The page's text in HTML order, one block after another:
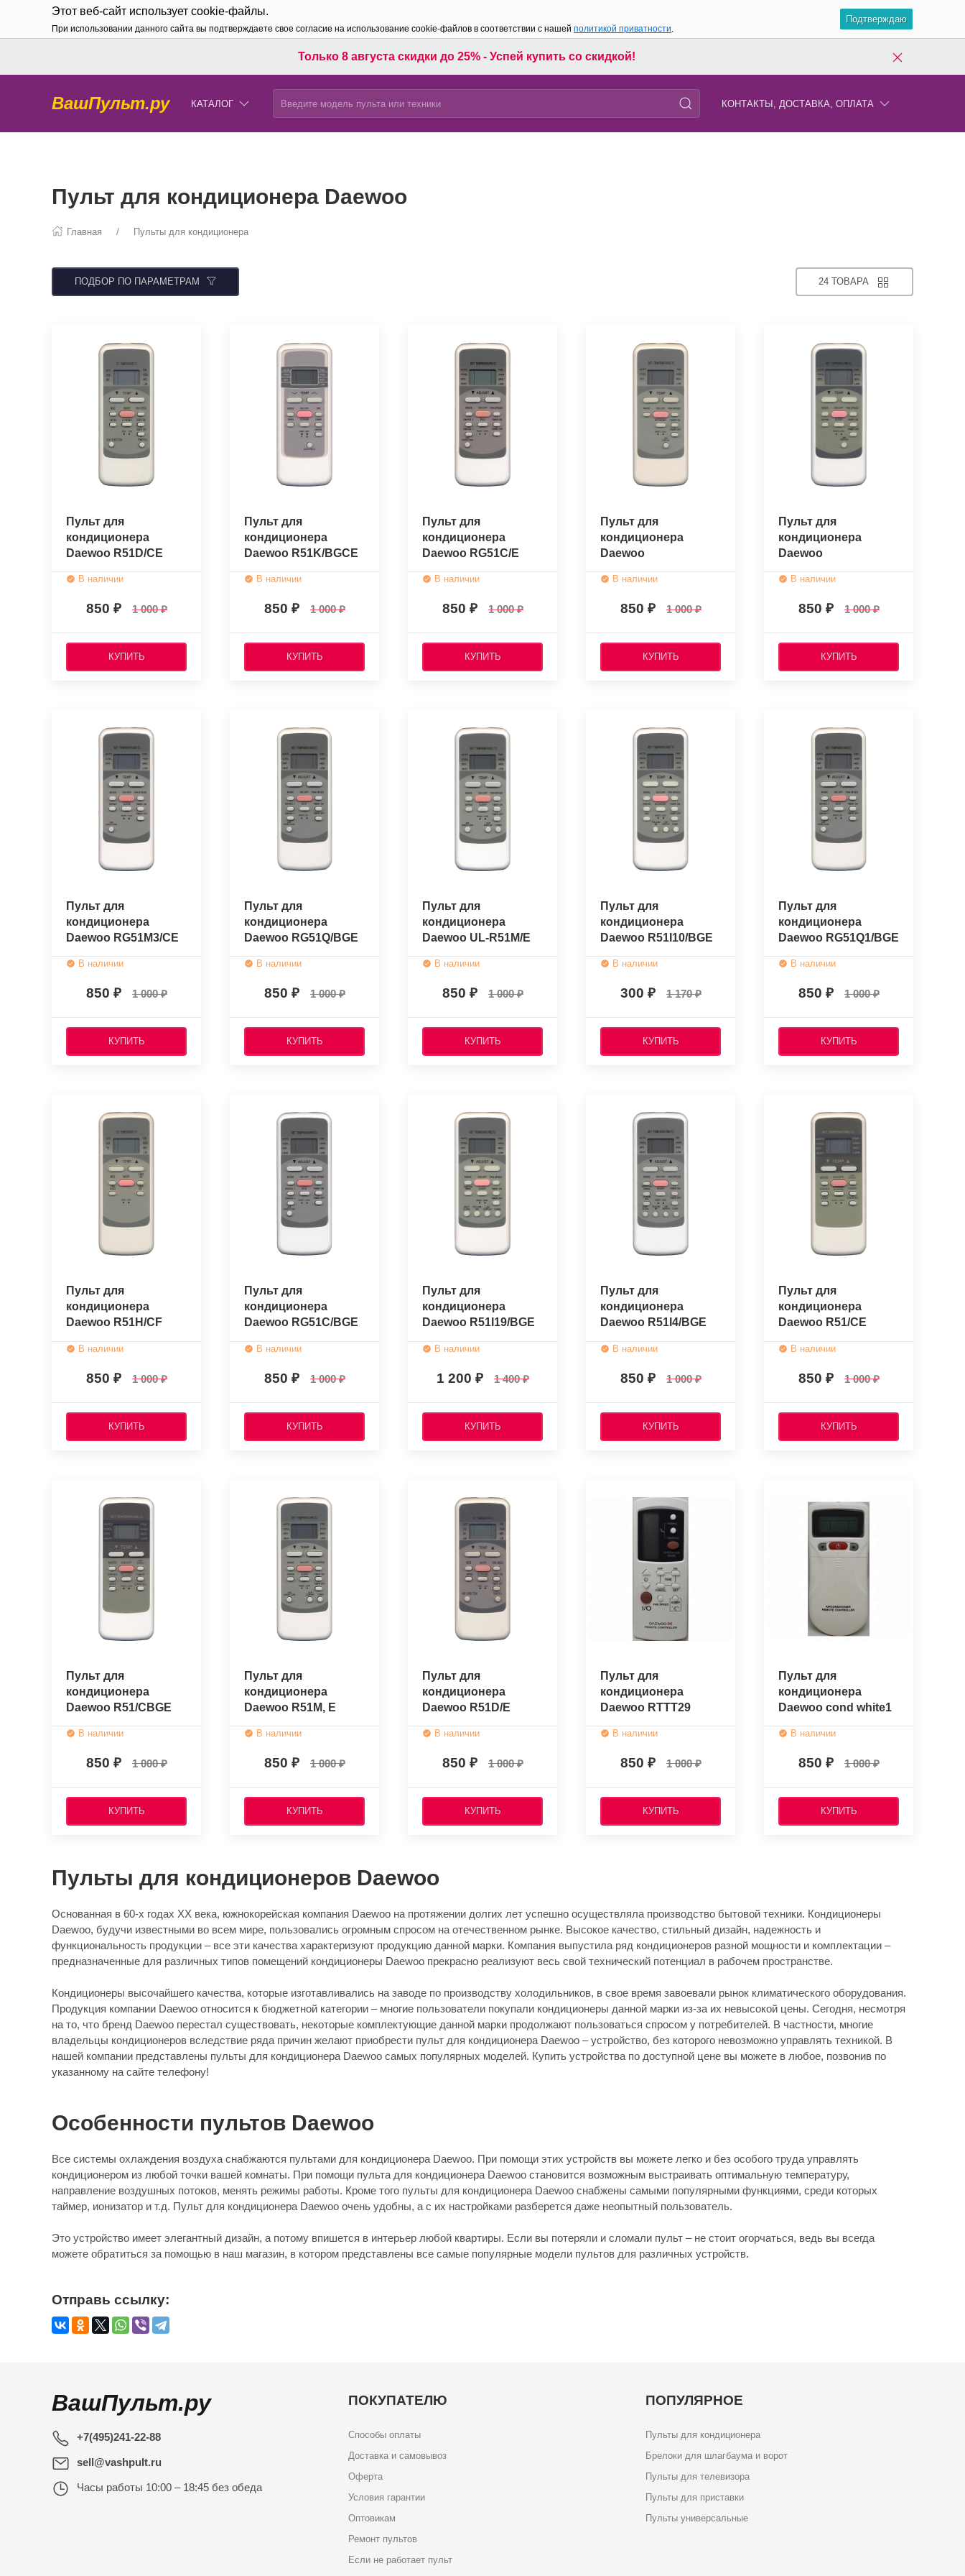
Этот веб-сайт использует cookie-файлы.
При использовании данного сайта вы подтверждаете свое согласие на использование cookie-файлов в соответствии с нашей политикой приватности.
Подтверждаю
Только 8 августа скидки до 25% - Успей купить со скидкой!
ВашПульт.ру КАТАЛОГ КОНТАКТЫ, ДОСТАВКА, ОПЛАТА
Пульт для кондиционера Daewoo
Главная Пульты для кондиционера
ПОДБОР ПО ПАРАМЕТРАМ 24 ТОВАРА
Пульт для
кондиционера
Daewoo R51D/CE
(оригинальный)
В наличии
850 1 000
КУПИТЬ
Пульт для
кондиционера
Daewoo R51K/BGCE
(оригинальный)
В наличии
850 1 000
КУПИТЬ
Пульт для
кондиционера
Daewoo RG51C/E
(оригинальный)
В наличии
850 1 000
КУПИТЬ
Пульт для
кондиционера
Daewoo
RG51I15/BGCE
(оригинальный)
В наличии
850 1 000
КУПИТЬ
Пульт для
кондиционера
Daewoo
RG51I31/BGCE
(оригинальный)
В наличии
850 1 000
КУПИТЬ
Пульт для
кондиционера
Daewoo RG51M3/CE
(оригинальный)
В наличии
850 1 000
КУПИТЬ
Пульт для
кондиционера
Daewoo RG51Q/BGE
(оригинальный)
В наличии
850 1 000
КУПИТЬ
Пульт для
кондиционера
Daewoo UL-R51M/E
(оригинальный)
В наличии
850 1 000
КУПИТЬ
Пульт для
кондиционера
Daewoo R51I10/BGE
(оригинальный)
В наличии
300 1 170
КУПИТЬ
Пульт для
кондиционера
Daewoo RG51Q1/BGE
(оригинальный)
В наличии
850 1 000
КУПИТЬ
Пульт для
кондиционера
Daewoo R51H/CF
В наличии
850 1 000
КУПИТЬ
Пульт для
кондиционера
Daewoo RG51C/BGE
В наличии
850 1 000
КУПИТЬ
Пульт для
кондиционера
Daewoo R51I19/BGE
В наличии
1 200 1 400
КУПИТЬ
Пульт для
кондиционера
Daewoo R51I4/BGE
В наличии
850 1 000
КУПИТЬ
Пульт для
кондиционера
Daewoo R51/CE
В наличии
850 1 000
КУПИТЬ
Пульт для
кондиционера
Daewoo R51/CBGE
(оригинальный)
В наличии
850 1 000
КУПИТЬ
Пульт для
кондиционера
Daewoo R51M, E
(оригинальный)
В наличии
850 1 000
КУПИТЬ
Пульт для
кондиционера
Daewoo R51D/E
(оригинальный)
В наличии
850 1 000
КУПИТЬ
Пульт для
кондиционера
Daewoo RTTT29
(оригинальный)
В наличии
850 1 000
КУПИТЬ
Пульт для
кондиционера
Daewoo cond white1
(оригинальный)
В наличии
850 1 000
КУПИТЬ
Пульты для кондиционеров Daewoo
Основанная в 60-х годах XX века, южнокорейская компания Daewoo на протяжении долгих лет успешно осуществляла производство бытовой техники. Кондиционеры
Daewoo, будучи известными во всем мире, пользовались огромным спросом на отечественном рынке. Высокое качество, стильный дизайн, надежность и
функциональность продукции – все эти качества характеризуют продукцию данной марки. Компания выпустила ряд кондиционеров разной мощности и комплектации –
предназначенные для различных типов помещений кондиционеры Daewoo прекрасно реализуют весь свой технический потенциал в рабочем пространстве.
Кондиционеры высочайшего качества, которые изготавливались на заводе по производству холодильников, в свое время завоевали рынок климатического оборудования.
Продукция компании Daewoo относится к бюджетной категории – многие пользователи покупали кондиционеры данной марки из-за их невысокой цены. Сегодня, несмотря
на то, что бренд Daewoo перестал существовать, некоторые комплектующие данной марки продолжают пользоваться спросом у потребителей. В частности, многие
владельцы кондиционеров вследствие ряда причин желают приобрести пульт для кондиционера Daewoo – устройство, без которого невозможно управлять техникой. В
нашей компании представлены пульты для кондиционера Daewoo самых популярных моделей. Купить устройства по доступной цене вы можете в любое, позвонив по
указанному на сайте телефону!
Особенности пультов Daewoo
Все системы охлаждения воздуха снабжаются пультами для кондиционера Daewoo. При помощи этих устройств вы можете легко и без особого труда управлять
кондиционером из любой точки вашей комнаты. При помощи пульта для кондиционера Daewoo становится возможным выстраивать оптимальную температуру,
направление воздушных потоков, менять режимы работы. Кроме того пульты для кондиционера Daewoo снабжены самыми популярными функциями, среди которых
таймер, ионизатор и т.д. Пульт для кондиционера Daewoo очень удобны, а с их настройками разберется даже неопытный пользователь.
Это устройство имеет элегантный дизайн, а потому впишется в интерьер любой квартиры. Если вы потеряли и сломали пульт – не стоит огорчаться, ведь вы всегда
можете обратиться за помощью в наш магазин, в котором представлены все самые популярные модели пультов для различных устройств.
Отправь ссылку:
ВашПульт.ру
+7(495)241-22-88
sell@vashpult.ru
Часы работы 10:00 – 18:45 без обеда
ПОКУПАТЕЛЮ
Способы оплаты
Доставка и самовывоз
Оферта
Условия гарантии
Оптовикам
Ремонт пультов
Если не работает пульт
ПОПУЛЯРНОЕ
Пульты для кондиционера
Брелоки для шлагбаума и ворот
Пульты для телевизора
Пульты для приставки
Пульты универсальные